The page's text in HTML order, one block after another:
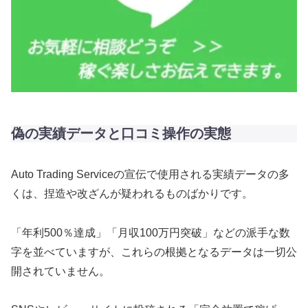
偽の実績データと口コミ操作の実態
Auto Trading Serviceの宣伝で使用される実績データの多
くは、捏造や改ざんが疑われるものばかりです。
「年利500％達成」「月収100万円突破」などの派手な数
字を並べていますが、これらの根拠となるデータは一切公
開されていません。